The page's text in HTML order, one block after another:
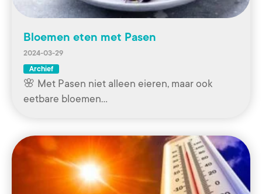
Bloemen eten met Pasen
2024-03-29
Archief
🌸 Met Pasen niet alleen eieren, maar ook
eetbare bloemen…